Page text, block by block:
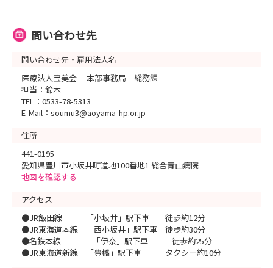
問い合わせ先
問い合わせ先・雇用法人名
医療法人宝美会 本部事務局 総務課
担当：鈴木
TEL：0533-78-5313
E-Mail：soumu3@aoyama-hp.or.jp
住所
441-0195
愛知県豊川市小坂井町道地100番地1 総合青山病院
地図を確認する
アクセス
●JR飯田線 「小坂井」駅下車 徒歩約12分
●JR東海道本線 「西小坂井」駅下車 徒歩約30分
●名鉄本線 「伊奈」駅下車 徒歩約25分
●JR東海道新線 「豊橋」駅下車 タクシー約10分